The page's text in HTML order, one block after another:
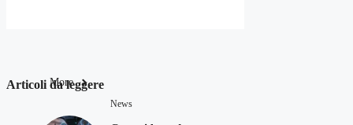
Articoli da leggere
More
News